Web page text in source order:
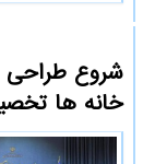
شروع طراحی
خانه ها